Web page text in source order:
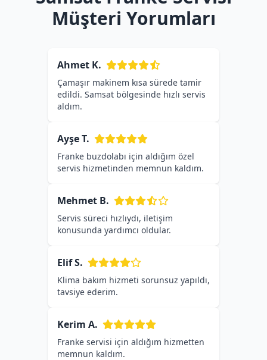
Müşteri Yorumları
Ahmet K.
Çamaşır makinem kısa sürede tamir
edildi. Samsat bölgesinde hızlı servis
aldım.
Ayşe T.
Franke buzdolabı için aldığım özel
servis hizmetinden memnun kaldım.
Mehmet B.
Servis süreci hızlıydı, iletişim
konusunda yardımcı oldular.
Elif S.
Klima bakım hizmeti sorunsuz yapıldı,
tavsiye ederim.
Kerim A.
Franke servisi için aldığım hizmetten
memnun kaldım.